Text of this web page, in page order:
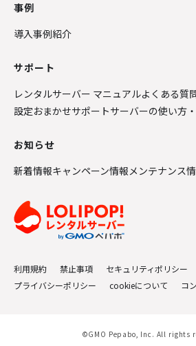
事例
導入事例紹介
サポート
レンタルサーバー マニュアルよくある質
設定おまかせサポートサーバーの使い方
お知らせ
新着情報キャンペーン情報メンテナンス
利用規約 禁止事項
セキュリティポリシー
プライバシーポリシー
cookieについて コ
©GMO Pepabo, Inc. All rights